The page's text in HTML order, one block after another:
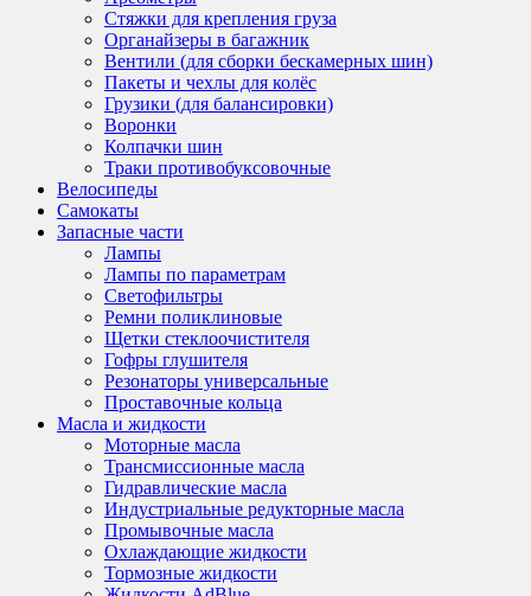
Стяжки для крепления груза
Органайзеры в багажник
Вентили (для сборки бескамерных шин)
Пакеты и чехлы для колёс
Грузики (для балансировки)
Воронки
Колпачки шин
Траки противобуксовочные
Велосипеды
Самокаты
Запасные части
Лампы
Лампы по параметрам
Светофильтры
Ремни поликлиновые
Щетки стеклоочистителя
Гофры глушителя
Резонаторы универсальные
Проставочные кольца
Масла и жидкости
Моторные масла
Трансмиссионные масла
Гидравлические масла
Индустриальные редукторные масла
Промывочные масла
Охлаждающие жидкости
Тормозные жидкости